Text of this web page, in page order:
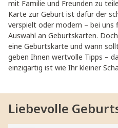
mit Familie und Freunden zu
Karte zur Geburt ist dafür der
verspielt oder modern – bei uns
Auswahl an Geburtskarten.
eine Geburtskarte und wann
geben Ihnen wertvolle Tipps –
einzigartig ist wie Ihr kleiner
Liebevolle